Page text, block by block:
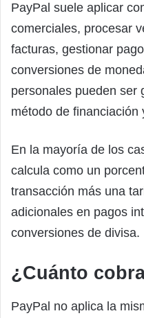
PayPal suele aplicar
comerciales, procesar
facturas, gestionar
conversiones de
personales pueden ser
método de financiación
En la mayoría de los
calcula como un
transacción más una
adicionales en pagos
conversiones de divisa.
¿Cuánto
PayPal no aplica la